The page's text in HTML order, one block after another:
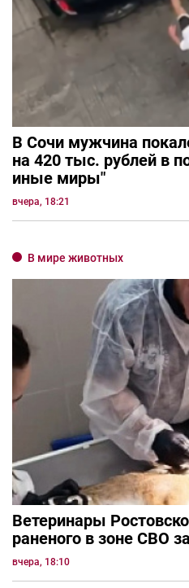
В Сочи мужчина
на 420 тыс. рублей в
иные миры"
вчера, 18:21
В мире животных
Ветеринары
раненого в зоне СВО
вчера, 18:10